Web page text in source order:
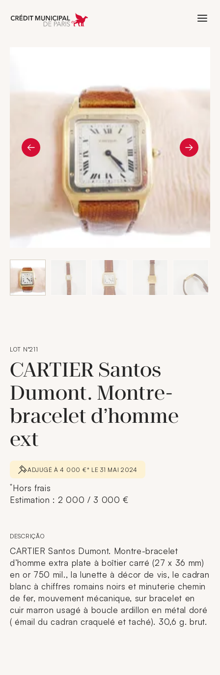
Aller à l'accueil de Crédit Municipal
LOT N°211
CARTIER Santos
Dumont. Montre-
bracelet d’homme
ext
ADJUGÉ À 4 000 €* LE 31 MAI 2024
*Hors frais
Estimation : 2 000 / 3 000 €
DESCRIÇÃO
CARTIER Santos Dumont. Montre-bracelet
d’homme extra plate à boîtier carré (27 x 36 mm)
en or 750 mil., la lunette à décor de vis, le cadran
blanc à chiffres romains noirs et minuterie chemin
de fer, mouvement mécanique, sur bracelet en
cuir marron usagé à boucle ardillon en métal doré
( émail du cadran craquelé et taché). 30,6 g. brut.